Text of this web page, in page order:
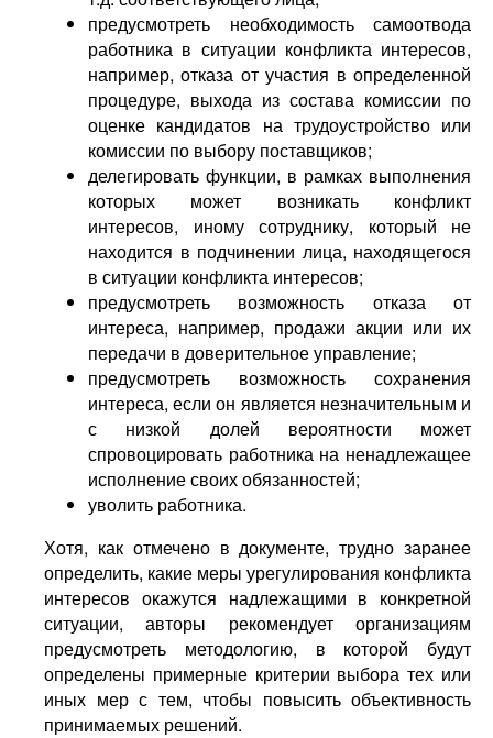
предусмотреть необходимость самоотвода
работника в ситуации конфликта интересов,
например, отказа от участия в определенной
процедуре, выхода из состава комиссии по
оценке кандидатов на трудоустройство или
комиссии по выбору поставщиков;
делегировать функции, в рамках выполнения
которых может возникать конфликт
интересов, иному сотруднику, который не
находится в подчинении лица, находящегося
в ситуации конфликта интересов;
предусмотреть возможность отказа от
интереса, например, продажи акции или их
передачи в доверительное управление;
предусмотреть возможность сохранения
интереса, если он является незначительным и
с низкой долей вероятности может
спровоцировать работника на ненадлежащее
исполнение своих обязанностей;
уволить работника.
Хотя, как отмечено в документе, трудно заранее
определить, какие меры урегулирования конфликта
интересов окажутся надлежащими в конкретной
ситуации, авторы рекомендует организациям
предусмотреть методологию, в которой будут
определены примерные критерии выбора тех или
иных мер с тем, чтобы повысить объективность
принимаемых решений.